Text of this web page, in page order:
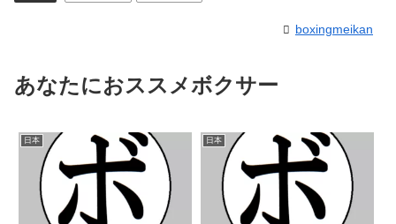
boxingmeikan
あなたにおススメボクサー
日本 日本